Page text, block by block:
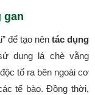
gan
để tạo nên tác dụng
dụng lá chè vằng
tố ra bên ngoài cơ
tế bào. Đồng thời,